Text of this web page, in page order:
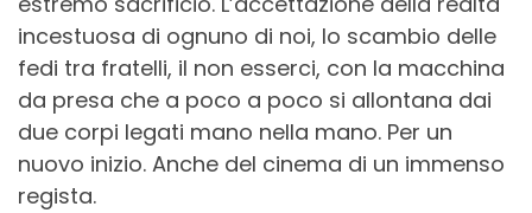
incestuosa di ognuno di noi, lo scambio delle
fedi tra fratelli, il non esserci, con la macchina
da presa che a poco a poco si allontana dai
due corpi legati mano nella mano. Per un
nuovo inizio. Anche del cinema di un immenso
regista.